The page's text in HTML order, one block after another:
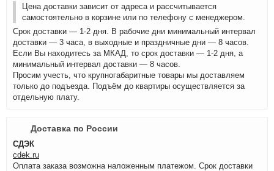
Цена доставки зависит от адреса и рассчитывается
самостоятельно в корзине или по телефону с менеджером.
Срок доставки — 1-2 дня. В рабочие дни минимальный интервал
доставки — 3 часа, в выходные и праздничные дни — 8 часов.
Если Вы находитесь за МКАД, то срок доставки — 1-2 дня, а
минимальный интервал доставки — 8 часов.
Просим учесть, что крупногабаритные товары мы доставляем
только до подъезда. Подъём до квартиры осуществляется за
отдельную плату.
Доставка по России
СДЭК
cdek.ru
Оплата заказа возможна наложенным платежом. Срок доставки